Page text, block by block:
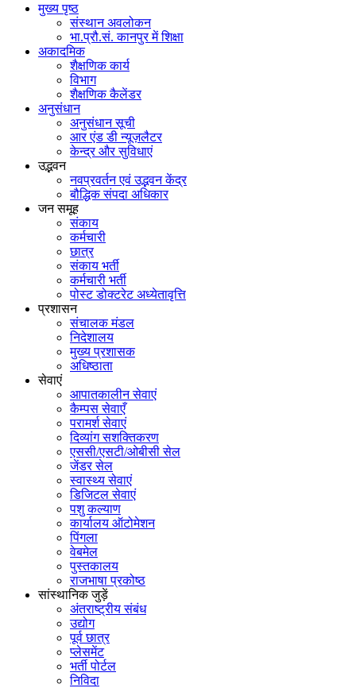
मुख्य पृष्ठ
संस्थान अवलोकन
भा.प्रौ.सं. कानपुर में शिक्षा
अकादमिक
शैक्षणिक कार्य
विभाग
शैक्षणिक कैलेंडर
अनुसंधान
अनुसंधान सूची
आर एंड डी न्यूज़लैटर
केन्द्र और सुविधाएं
उद्भवन
नवप्रवर्तन एवं उद्भवन केंद्र
बौद्धिक संपदा अधिकार
जन समूह
संकाय
कर्मचारी
छात्र
संकाय भर्ती
कर्मचारी भर्ती
पोस्‍ट डोक्‍टरेट अध्‍येतावृत्ति
प्रशासन
संचालक मंडल
निदेशालय
मुख्य प्रशासक
अधिष्ठाता
सेवाएं
आपातकालीन सेवाएं
कैम्पस सेवाएँ
परामर्श सेवाएं
दिव्यांग सशक्तिकरण
एससी/एसटी/ओबीसी सेल
जेंडर सेल
स्वास्थ्य सेवाएं
डिजिटल सेवाएं
पशु कल्याण
कार्यालय ऑटोमेशन
पिंगला
वेबमेल
पुस्तकालय
राजभाषा प्रकोष्ठ
सांस्थानिक जुड़ें
अंतराष्ट्रीय संबंध
उद्योग
पूर्व छात्र
प्लेसमेंट
भर्ती पोर्टल
निविदा